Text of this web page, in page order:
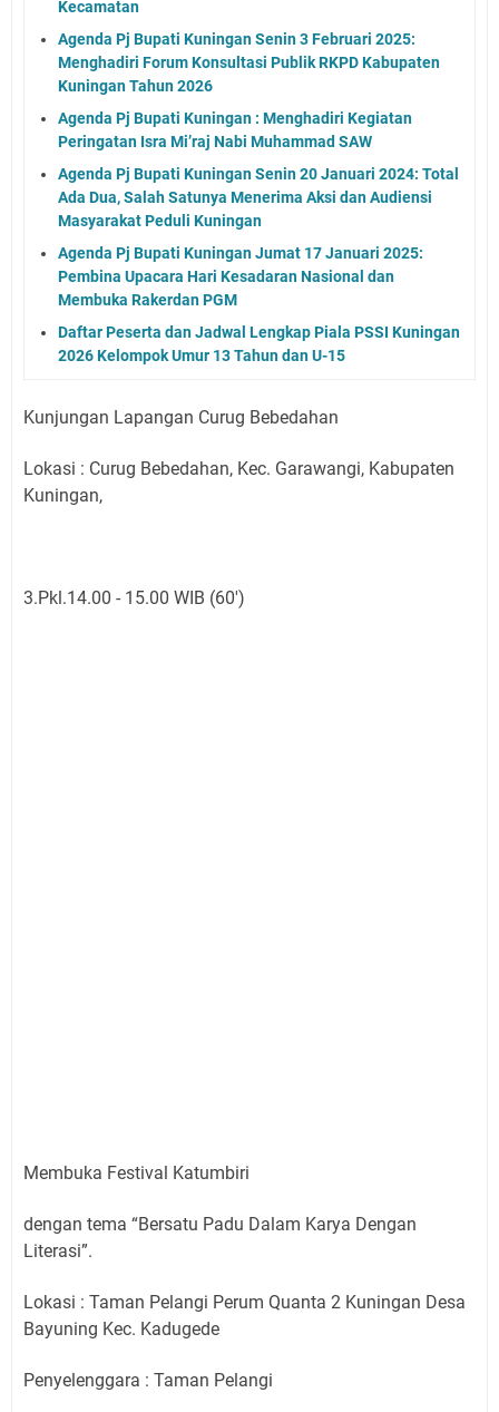
Kecamatan
Agenda Pj Bupati Kuningan Senin 3 Februari 2025:
Menghadiri Forum Konsultasi Publik RKPD Kabupaten
Kuningan Tahun 2026
Agenda Pj Bupati Kuningan : Menghadiri Kegiatan
Peringatan Isra Mi’raj Nabi Muhammad SAW
Agenda Pj Bupati Kuningan Senin 20 Januari 2024: Total
Ada Dua, Salah Satunya Menerima Aksi dan Audiensi
Masyarakat Peduli Kuningan
Agenda Pj Bupati Kuningan Jumat 17 Januari 2025:
Pembina Upacara Hari Kesadaran Nasional dan
Membuka Rakerdan PGM
Daftar Peserta dan Jadwal Lengkap Piala PSSI Kuningan
2026 Kelompok Umur 13 Tahun dan U-15
Kunjungan Lapangan Curug Bebedahan
Lokasi : Curug Bebedahan, Kec. Garawangi, Kabupaten
Kuningan,
3.Pkl.14.00 - 15.00 WIB (60')
Membuka Festival Katumbiri
dengan tema “Bersatu Padu Dalam Karya Dengan
Literasi”.
Lokasi : Taman Pelangi Perum Quanta 2 Kuningan Desa
Bayuning Kec. Kadugede
Penyelenggara : Taman Pelangi